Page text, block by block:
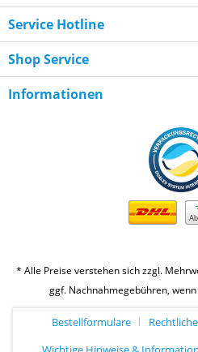
Service Hotline
Shop Service
Informationen
* Alle Preise verstehen sich zzgl.
ggf. Nachnahmegebühren,
Bestellformulare